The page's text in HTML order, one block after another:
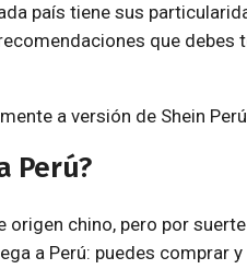
país tiene sus
que debes
a versión de Shein
Perú?
origen chino, pero por
a Perú: puedes